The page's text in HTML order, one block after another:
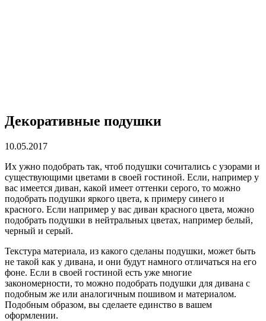
Декоративные подушки
10.05.2017
Их ужно подобрать так, чтоб подушки сочитались с узорами и
существующими цветами в своей гостиной. Если, например у
вас имеется диван, какой имеет оттенки серого, то можно
подобрать подушки яркого цвета, к примеру синего и
красного. Если например у вас диван красного цвета, можно
подобрать подушки в нейтральных цветах, например белый,
черный и серый.
Текстура материала, из какого сделаны подушки, может быть
не такой как у дивана, и они будут намного отличаться на его
фоне. Если в своей гостиной есть уже многие
закономерности, то можно подобрать подушки для дивана с
подобным же или аналогичным пошивом и материалом.
Подобным образом, вы сделаете единство в вашем
оформлении.